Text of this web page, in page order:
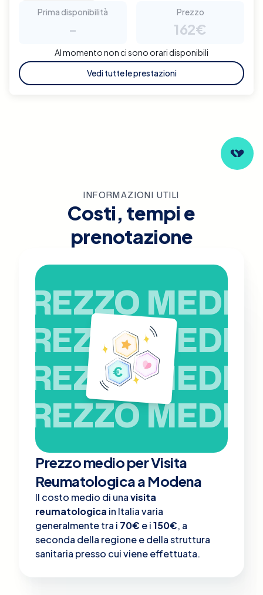
Prima disponibilità
-
Prezzo
162€
Al momento non ci sono orari disponibili
Vedi tutte le prestazioni
INFORMAZIONI UTILI
Costi, tempi e
prenotazione
PREZZO MEDIO
PREZZO MEDIO
PREZZO MEDIO
PREZZO MEDIO
Prezzo medio per Visita
Reumatologica a Modena
Il costo medio di unavisita
reumatologica in Italia varia
generalmente tra i 70€ e i150€, a
seconda della regione e della struttura
sanitaria presso cui viene effettuata.